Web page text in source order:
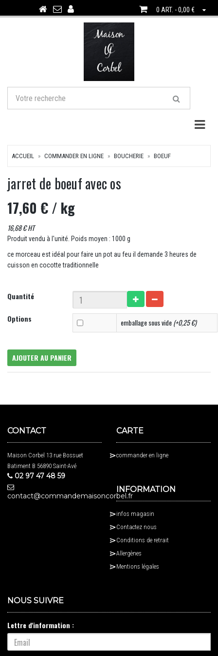
0 ART. - 0,00 €
ACCUEIL COMMANDER EN LIGNE BOUCHERIE BOEUF
jarret de boeuf avec os
17,60 €/ kg
16,68 € HT
Produit vendu à l'unité. Poids moyen : 1000 g
ce morceau est idéal pour faire un pot au feu il demande 3 heures de
cuisson en cocotte traditionnelle
Quantité
Options emballage sous vide(+0,25 €)
AJOUTER AU PANIER
CONTACT
Maison Corbel 13 rue Bossuet
Batiment B 56890 Saint-Avé
02 97 47 48 59
contact@commandemaisoncorbel.fr
CARTE
commander en ligne
INFORMATION
infos magasin
Contactez nous
Conditions de retrait
Allergènes
Mentions légales
NOUS SUIVRE
Lettre d'information :